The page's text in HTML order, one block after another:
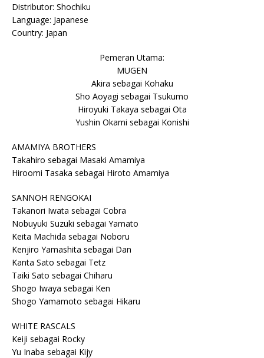
Distributor: Shochiku
Language: Japanese
Country: Japan
Pemeran Utama:
MUGEN
Akira sebagai Kohaku
Sho Aoyagi sebagai Tsukumo
Hiroyuki Takaya sebagai Ota
Yushin Okami sebagai Konishi
AMAMIYA BROTHERS
Takahiro sebagai Masaki Amamiya
Hiroomi Tasaka sebagai Hiroto Amamiya
SANNOH RENGOKAI
Takanori Iwata sebagai Cobra
Nobuyuki Suzuki sebagai Yamato
Keita Machida sebagai Noboru
Kenjiro Yamashita sebagai Dan
Kanta Sato sebagai Tetz
Taiki Sato sebagai Chiharu
Shogo Iwaya sebagai Ken
Shogo Yamamoto sebagai Hikaru
WHITE RASCALS
Keiji sebagai Rocky
Yu Inaba sebagai Kijy